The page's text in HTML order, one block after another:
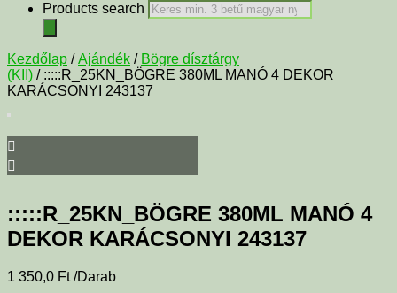
Products search
Kezdőlap /Ajándék / Bögre dísztárgy
(KII) / :::::R_25KN_BÖGRE 380ML MANÓ 4 DEKOR
KARÁCSONYI 243137
:::::R_25KN_BÖGRE 380ML MANÓ 4
DEKOR KARÁCSONYI 243137
1 350,0 Ft /Darab